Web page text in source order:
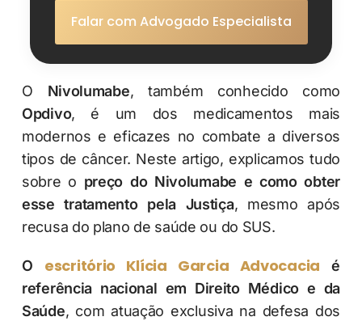
Falar com Advogado Especialista
O Nivolumabe, também conhecido como
Opdivo, é um dos medicamentos mais
modernos e eficazes no combate a diversos
tipos de câncer. Neste artigo, explicamos tudo
sobre o preço do Nivolumabe e como obter
esse tratamento pela Justiça, mesmo após
recusa do plano de saúde ou do SUS.
O escritório Klícia Garcia Advocacia é
referência nacional em Direito Médico e da
Saúde, com atuação exclusiva na defesa dos